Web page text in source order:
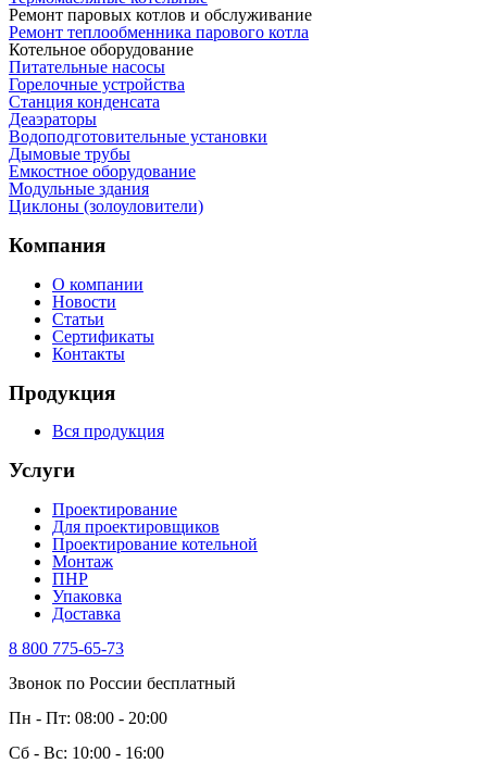
Ремонт паровых котлов и обслуживание
Ремонт теплообменника парового котла
Котельное оборудование
Питательные насосы
Горелочные устройства
Станция конденсата
Деаэраторы
Водоподготовительные установки
Дымовые трубы
Емкостное оборудование
Mодульные здания
Циклоны (золоуловители)
Компания
О компании
Новости
Статьи
Сертификаты
Контакты
Продукция
Вся продукция
Услуги
Проектирование
Для проектировщиков
Проектирование котельной
Монтаж
ПНР
Упаковка
Доставка
8 800 775-65-73
Звонок по России бесплатный
Пн - Пт: 08:00 - 20:00
Сб - Вс: 10:00 - 16:00